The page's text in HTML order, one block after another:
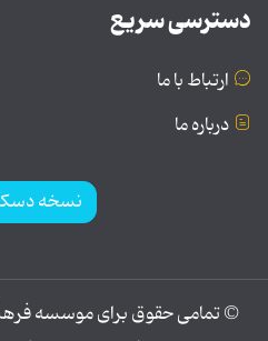
دسترسی سریع
ارتباط با ما
درباره ما
نسخه
© تمامی حقوق برای موسسه